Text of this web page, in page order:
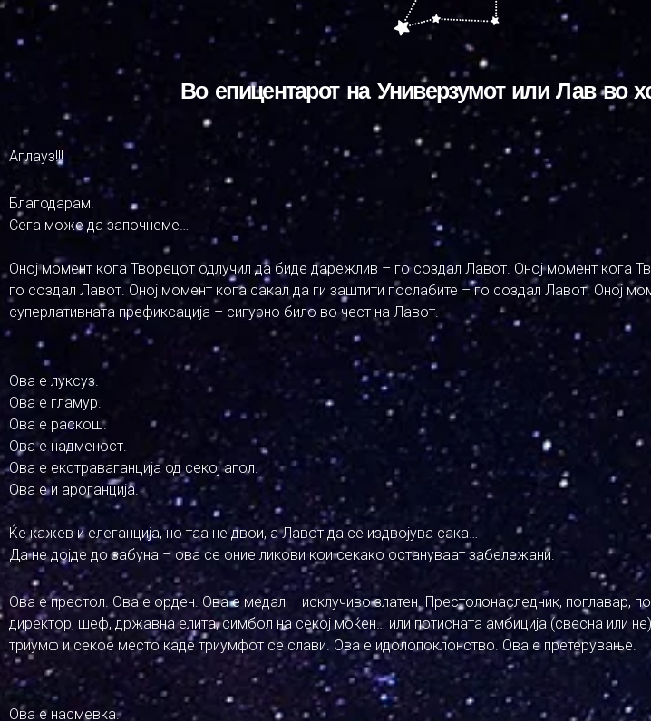
Во епицентарот на Универзумот или Лав во
Аплауз!!!
Благодарам.
Сега може да започнеме…
Оној момент кога Творецот одлучил да биде дарежлив – го создал Лавот. Оној момент кога
го создал Лавот. Оној момент кога сакал да ги заштити послабите – го создал Лавот. Оној
суперлативната префиксација – сигурно било во чест на Лавот.
Ова е луксуз.
Ова е гламур.
Ова е раскош.
Ова е надменост.
Ова е екстраваганција од секој агол.
Ова е и ароганција.
Ќе кажев и елеганција, но таа не двои, а Лавот да се издвојува сака…
Да не дојде до забуна – ова се оние ликови кои секако остануваат забележани.
Ова е престол. Ова е орден. Ова е медал – исклучиво златен. Престолонаследник, поглавар,
директор, шеф, државна елита, симбол на секој моќен… или потисната амбиција (свесна или
триумф и секое место каде триумфот се слави. Ова е идолопоклонство. Ова е претерување.
Ова е насмевка.